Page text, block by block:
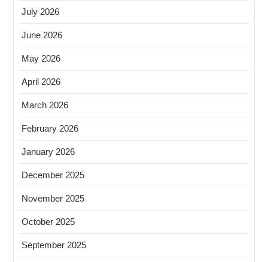
July 2026
June 2026
May 2026
April 2026
March 2026
February 2026
January 2026
December 2025
November 2025
October 2025
September 2025